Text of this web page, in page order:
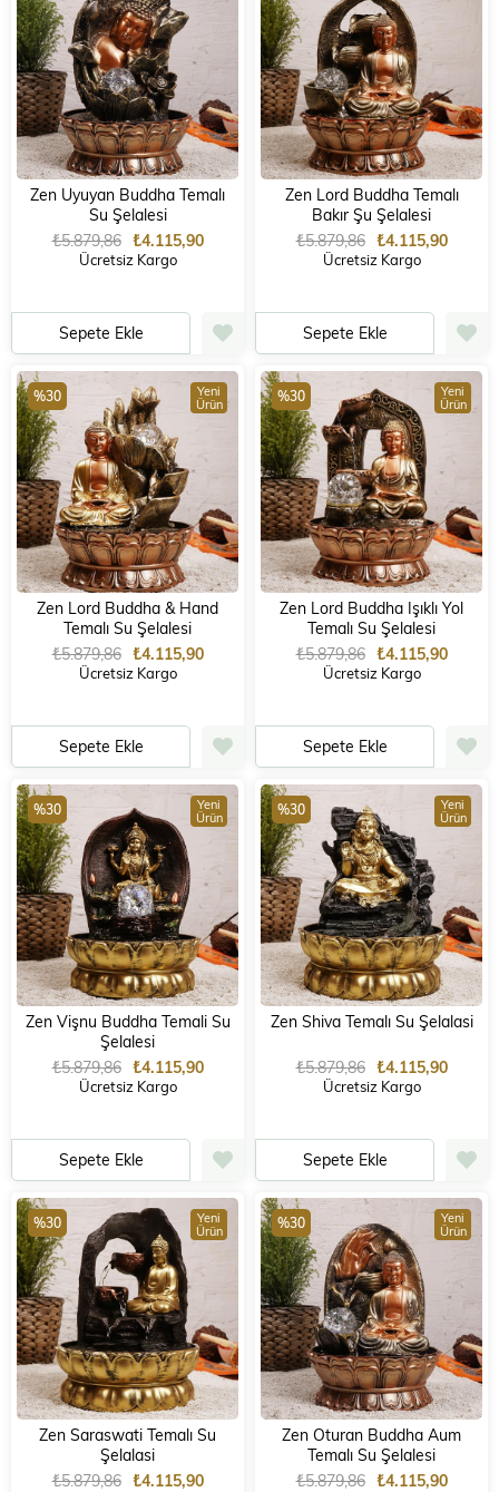
Zen Uyuyan Buddha Temalı
Su Şelalesi
₺4.115,90
₺5.879,86
Sepete Ekle
Ücretsiz Kargo
Zen Lord Buddha Temalı
Bakır Şu Şelalesi
₺4.115,90
₺5.879,86
Sepete Ekle
Ücretsiz Kargo
Zen Lord Buddha & Hand
Temalı Su Şelalesi
₺4.115,90
₺5.879,86
Sepete Ekle
%30
Ücretsiz Kargo
Yeni
Ürün
Zen Lord Buddha Işıklı Yol
Temalı Su Şelalesi
₺4.115,90
₺5.879,86
Sepete Ekle
%30
Ücretsiz Kargo
Yeni
Ürün
Zen Vişnu Buddha Temali Su
Şelalesi
₺4.115,90
₺5.879,86
Sepete Ekle
%30
Ücretsiz Kargo
Yeni
Ürün
Zen Shiva Temalı Su Şelalasi
₺4.115,90
₺5.879,86
Sepete Ekle
%30
Ücretsiz Kargo
Yeni
Ürün
Zen Saraswati Temalı Su
Şelalasi
₺4.115,90
₺5.879,86
%30
Yeni
Ürün
Zen Oturan Buddha Aum
Temalı Su Şelalesi
₺4.115,90
₺5.879,86
%30
Yeni
Ürün